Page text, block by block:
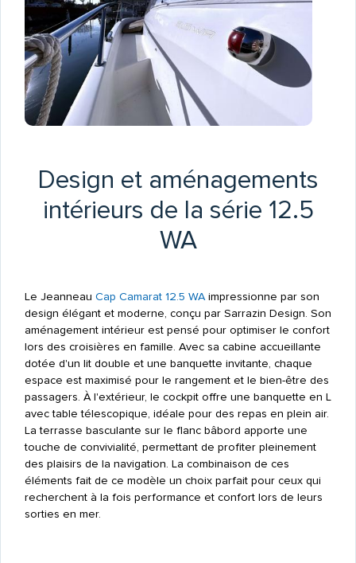
Design et aménagements
intérieurs de la série 12.5
WA
Le Jeanneau Cap Camarat 12.5 WAimpressionne par son
design élégant et moderne, conçu par Sarrazin Design. Son
aménagement intérieur est pensé pour optimiser le confort
lors des croisières en famille. Avec sa cabine accueillante
dotée d'un lit double et une banquette invitante, chaque
espace est maximisé pour le rangement et le bien-être des
passagers. À l'extérieur, le cockpit offre une banquette en L
avec table télescopique, idéale pour des repas en plein air.
La terrasse basculante sur le flanc bâbord apporte une
touche de convivialité, permettant de profiter pleinement
des plaisirs de la navigation. La combinaison de ces
éléments fait de ce modèle un choix parfait pour ceux qui
recherchent à la fois performance et confort lors de leurs
sorties en mer.